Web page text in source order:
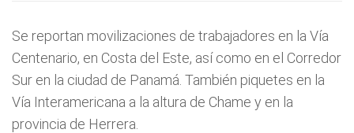
Se reportan movilizaciones de trabajadores en la Vía
Centenario, en Costa del Este, así como en el Corredor
Sur en la ciudad de Panamá. También piquetes en la
Vía Interamericana a la altura de Chame y en la
provincia de Herrera.